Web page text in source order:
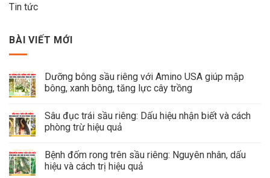
Tin tức
BÀI VIẾT MỚI
Dưỡng bông sầu riêng với Amino USA giúp mập
bông, xanh bông, tăng lực cây trồng
Sâu đục trái sầu riêng: Dấu hiệu nhận biết và cách
phòng trừ hiệu quả
Bệnh đốm rong trên sầu riêng: Nguyên nhân, dấu
hiệu và cách trị hiệu quả